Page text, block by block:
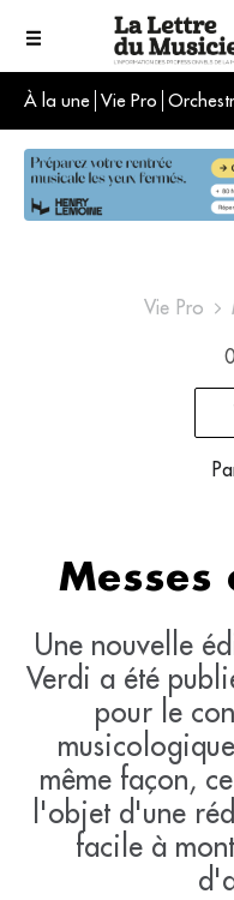
À la une Vie Pro
Le
Vie Pro
Messes
Une nouvelle
Verdi a été
pour le
même façon,
l'objet d'une
facile à